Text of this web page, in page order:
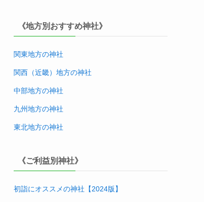
《地方別おすすめ神社》
関東地方の神社
関西（近畿）地方の神社
中部地方の神社
九州地方の神社
東北地方の神社
《ご利益別神社》
初詣にオススメの神社【2024版】